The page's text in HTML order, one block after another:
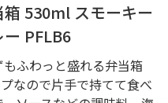
530ml スモーキー
PFLB6
ふわっと盛れる弁当箱
なので片手で持てて食べ